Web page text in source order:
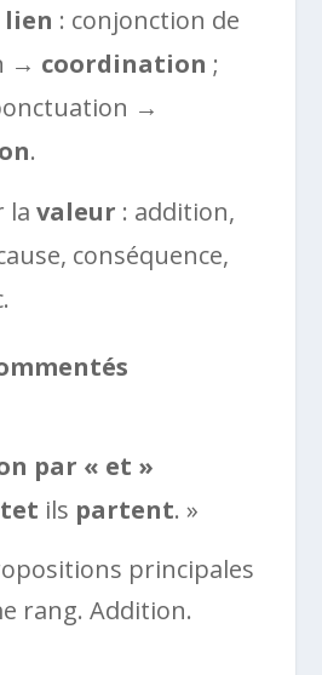
lien : conjonction de
→ coordination ;
→
.
lavaleur : addition,
conséquence,
par « et »
et ils partent. »
principales
rang. Addition.